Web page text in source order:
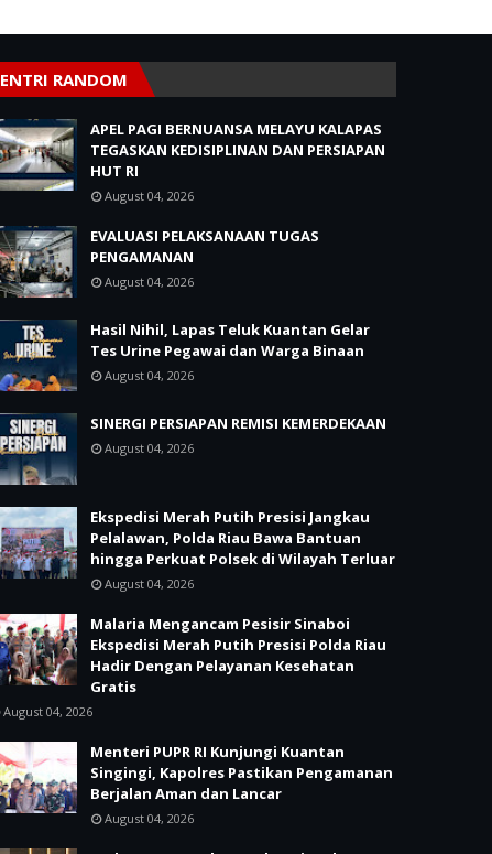
ENTRI RANDOM
APEL PAGI BERNUANSA MELAYU KALAPAS
TEGASKAN KEDISIPLINAN DAN PERSIAPAN
HUT RI
August 04, 2026
EVALUASI PELAKSANAAN TUGAS
PENGAMANAN
August 04, 2026
Hasil Nihil, Lapas Teluk Kuantan Gelar
Tes Urine Pegawai dan Warga Binaan
August 04, 2026
SINERGI PERSIAPAN REMISI KEMERDEKAAN
August 04, 2026
Ekspedisi Merah Putih Presisi Jangkau
Pelalawan, Polda Riau Bawa Bantuan
hingga Perkuat Polsek di Wilayah Terluar
August 04, 2026
Malaria Mengancam Pesisir Sinaboi
Ekspedisi Merah Putih Presisi Polda Riau
Hadir Dengan Pelayanan Kesehatan
Gratis
August 04, 2026
Menteri PUPR RI Kunjungi Kuantan
Singingi, Kapolres Pastikan Pengamanan
Berjalan Aman dan Lancar
August 04, 2026